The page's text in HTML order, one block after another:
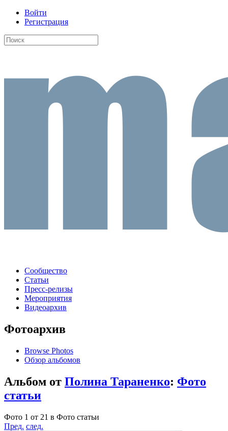
Войти
Регистрация
Сообщество
Статьи
Пресс-релизы
Мероприятия
Видеоархив
Фотоархив
Browse Photos
Обзор альбомов
Альбом от Полина Тараненко: Фото
статьи
Фото 1 от 21 в Фото статьи
Пред. след.